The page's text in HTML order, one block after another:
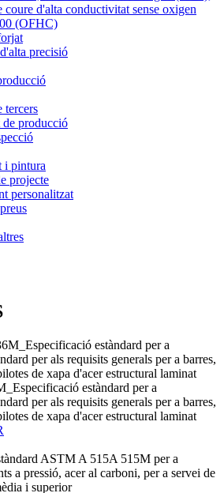
coure d'alta conductivitat sense oxigen
(OFHC)
precisió
tercers
producció
i pintura
projecte
personalitzat
estàndard per a
per als requisits generals per a barres,
de xapa d'acer estructural laminat